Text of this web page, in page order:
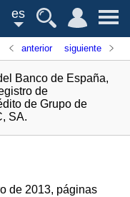
es
anterior siguiente
Banco de España,
de
de Grupo de
SA.
de 2013, páginas